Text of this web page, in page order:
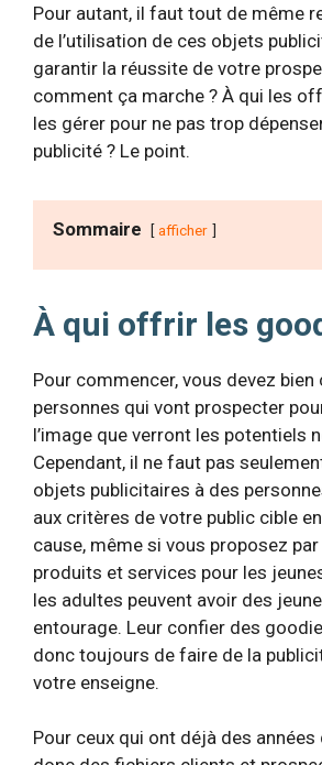
Pour autant, il faut tout de même
de l’utilisation de ces objets
garantir la réussite de votre
comment ça marche ? À qui les
les gérer pour ne pas trop
publicité ? Le point.
Sommaire afficher
À qui offrir les
Pour commencer, vous devez bien
personnes qui vont prospecter
l’image que verront les potentiels
Cependant, il ne faut pas
objets publicitaires à des
aux critères de votre public cible
cause, même si vous proposez
produits et services pour les
les adultes peuvent avoir des
entourage. Leur confier des
donc toujours de faire de la
votre enseigne.
Pour ceux qui ont déjà des années